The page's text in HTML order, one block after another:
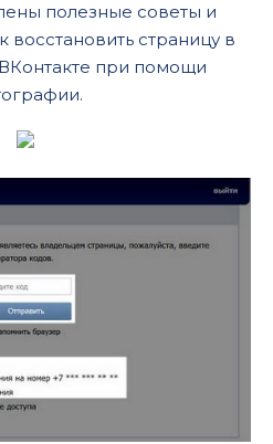
полезные советы и
восстановить страницу в
при помощи